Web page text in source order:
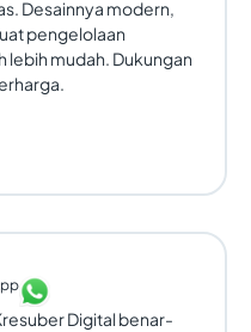
Desainnya modern,
pengelolaan
lebih mudah. Dukungan
Digital benar-